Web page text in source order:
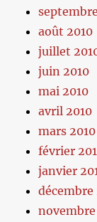
août 2010
juillet
juin 2010
mai 2010
avril 2010
mars 2010
février
janvier
décembre